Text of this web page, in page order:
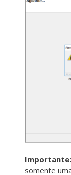
Importante:
somente